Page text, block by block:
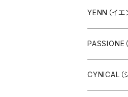
Ｔシャツ・シ
Ｔシャツ・シ
プルオーバ
RILATO（リラ
MONiLE（モ
ANTGAUGE
YENN（イエ
PASSIONE
CYNICAL（